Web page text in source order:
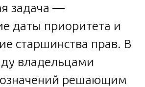
задача —
даты приоритета и
старшинства прав. В
владельцами
решающим